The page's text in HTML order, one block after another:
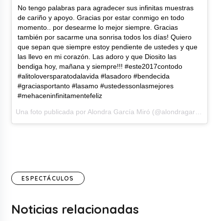
No tengo palabras para agradecer sus infinitas muestras
de cariño y apoyo. Gracias por estar conmigo en todo
momento.. por desearme lo mejor siempre. Gracias
también por sacarme una sonrisa todos los días! Quiero
que sepan que siempre estoy pendiente de ustedes y que
las llevo en mi corazón. Las adoro y que Diosito las
bendiga hoy, mañana y siempre!!! #este2017contodo
#alitoloversparatodalavida #lasadoro #bendecida
#graciasportanto #lasamo #ustedessonlasmejores
#mehaceninfinitamentefeliz
ESPECTÁCULOS
Noticias relacionadas